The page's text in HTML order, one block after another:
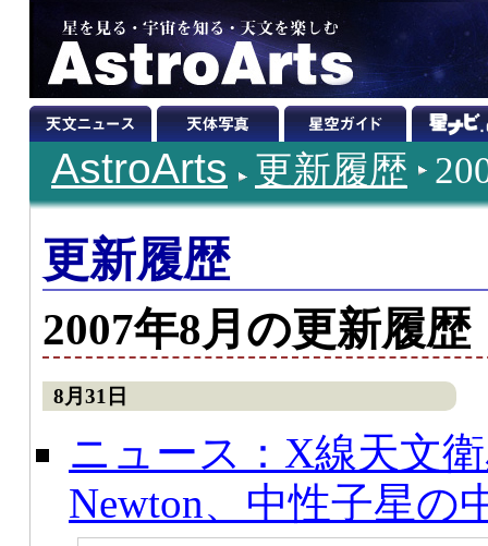
AstroArts 更新履歴
更新履歴
2007年8月の更新履歴
8月31日
ニュース：X線天文
Newton、中性子星の